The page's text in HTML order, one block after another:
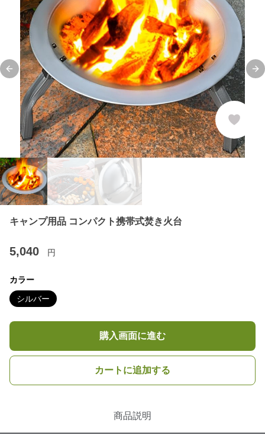
Previous slide
キャンプ用品 コンパクト携帯式焚き火台
5,040 円
カラー
シルバー
購入画面に進む
カートに追加する
商品説明